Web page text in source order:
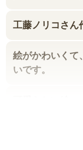
工藤ノリコさん
絵がかわいくて
いです。
ぜひ４冊揃え